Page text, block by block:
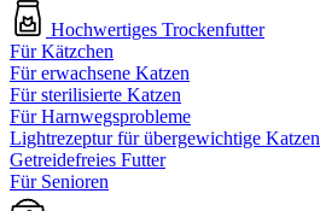
Hochwertiges Trockenfutter
Für Kätzchen
Für erwachsene Katzen
Für sterilisierte Katzen
Für Harnwegsprobleme
Lightrezeptur für übergewichtige Katzen
Getreidefreies Futter
Für Senioren